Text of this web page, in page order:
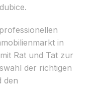
in
Rat und Tat zur
der richtigen
den